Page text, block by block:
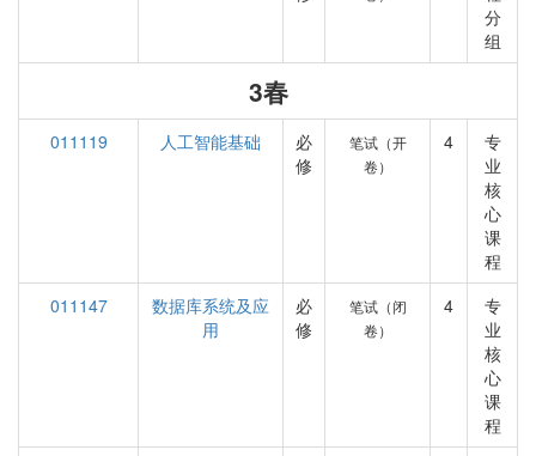
分
组
3春
011119 人工智能基础
必
修
笔试（开
卷）
4
专
业
核
心
课
程
011147
数据库系统及应
用
必
修
笔试（闭
卷）
4
专
业
核
心
课
程